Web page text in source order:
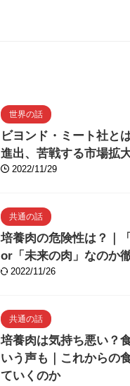
世界の話
ビヨンド・ミート社と
進出、苦戦する市場拡
2022/11/29
共通の話
培養肉の危険性は？｜
or「未来の肉」なのか
2022/11/26
共通の話
培養肉は気持ち悪い？
いう声も｜これからの
ていくのか